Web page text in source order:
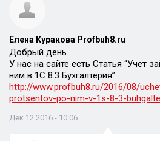
Елена Куракова Profbuh8.ru
Добрый день.
У нас на сайте есть Статья “Учет
ним в 1С 8.3 Бухгалтерия”
http://www.profbuh8.ru/2016/08/
protsentov-po-nim-v-1s-8-3-
Дек 12 2016 - 10:06